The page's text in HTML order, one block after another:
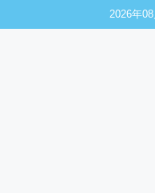
2026年08